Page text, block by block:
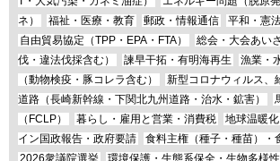
ネ）
福祉・医療・教育 郵政・情報通信
平和・憲
自由貿易協定（TPP・EPA・FTA）
総会・大会あい
伐・違法伐採含む）
諫早干拓・有明海再生 漁業・
（動物検疫・豚コレラ含む）
新型コロナウィルス、
道路（長崎新幹線・下関北九州道路・治水・鉱害）
（FCLP）
暮らし・雇用と営業・消費税 地球温暖
イン国政報告・政府要請
食料主権（種子・種苗）・
2026衆議院選挙
環境保護・生態系保全・生物多様